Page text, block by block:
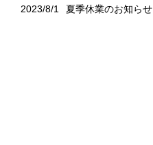
2023/8/1 夏季休業のお知らせ